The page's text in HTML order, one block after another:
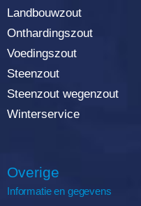
Landbouwzout
Onthardingszout
Voedingszout
Steenzout
Steenzout wegenzout
Winterservice
Overige
Informatie en gegevens